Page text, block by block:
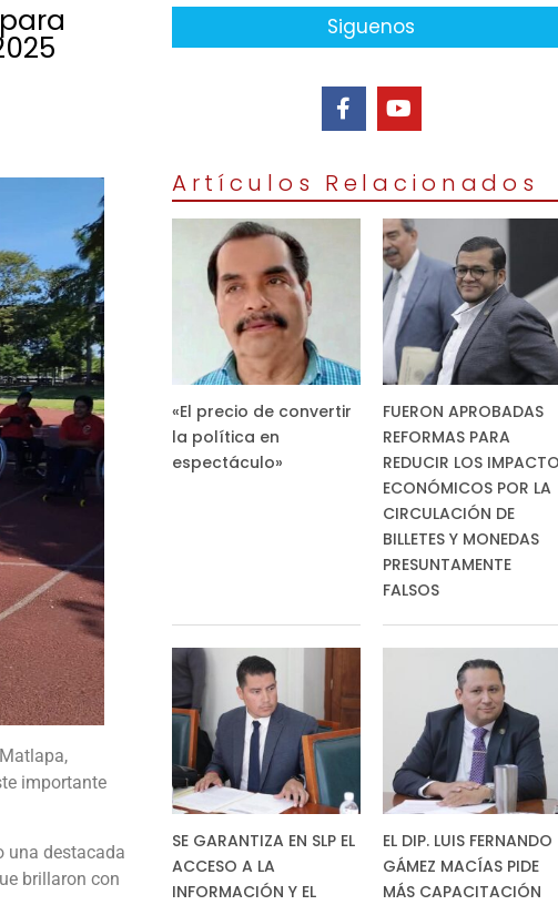
importante
una destacada
brillaron con
Siguenos
Artículos Relacionados
«El precio de convertir
la política en
espectáculo»
FUERON APROBADAS
REFORMAS PARA
REDUCIR LOS
ECONÓMICOS POR LA
CIRCULACIÓN DE
BILLETES Y MONEDAS
PRESUNTAMENTE
FALSOS
SE GARANTIZA EN SLP EL
ACCESO A LA
INFORMACIÓN Y EL
EL DIP. LUIS FERNANDO
GÁMEZ MACÍAS PIDE
MÁS CAPACITACIÓN